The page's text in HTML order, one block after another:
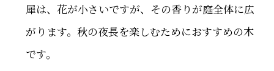
犀は、花が小さいですが、その香りが庭全体に広
がります。秋の夜長を楽しむためにおすすめの木
です。